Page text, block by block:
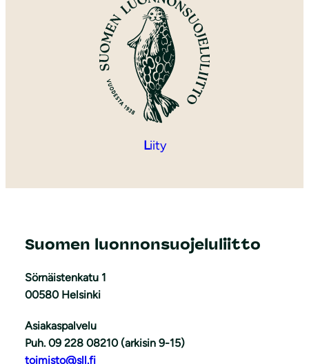
Liity
Suomen luonnonsuojeluliitto
Sörnäistenkatu 1
00580 Helsinki
Asiakaspalvelu
Puh. 09 228 08210 (arkisin 9-15)
toimisto@sll.fi